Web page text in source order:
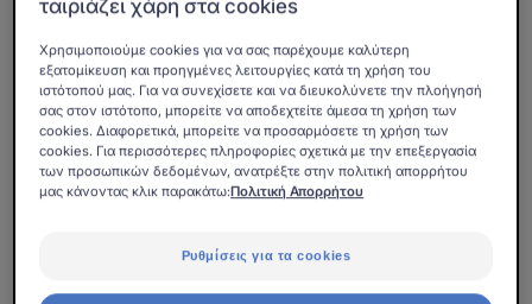
Τεχνική, ακρίβεια και εύκολη χρήση : τα μεσοδόντια
ίνες τους με 2 διαφορετικά χρώματα διευκολύνουν τον
ταιριάζει χάρη στα cookies
Χρησιμοποιούμε cookies για να σας παρέχουμε καλύτερη
εξατομίκευση και προηγμένες λειτουργίες κατά τη χρήση του
ιστότοπού μας. Για να συνεχίσετε και να διευκολύνετε την πλοήγησή
σας στον ιστότοπο, μπορείτε να αποδεχτείτε άμεσα τη χρήση των
cookies. Διαφορετικά, μπορείτε να προσαρμόσετε τη χρήση των
cookies. Για περισσότερες πληροφορίες σχετικά με την επεξεργασία
των προσωπικών δεδομένων, ανατρέξτε στην πολιτική απορρήτου
μας κάνοντας κλικ παρακάτω:Πολιτική Απορρήτου
Ρυθμίσεις για τα cookies